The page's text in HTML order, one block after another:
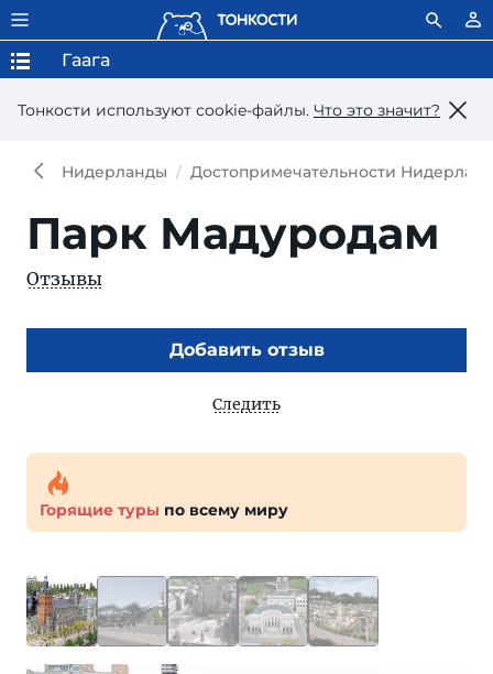
Тонкости используют сookie-файлы. Что это значит?
Гаага
Нидерланды Достопримечательности
Парк Мадуродам
Отзывы
Добавить отзыв
Следить
Горящие туры по всему миру